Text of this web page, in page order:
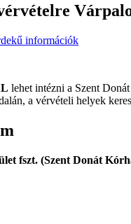
információk
lehet intézni a Szent
a vérvételi helyek
fszt. (Szent Donát